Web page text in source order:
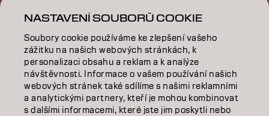
INSPIRACE
VZDĚLÁVÁNÍ
O NÁS
SALON FINDER
NASTAVENÍ SOUBORŮ COOKIE
Soubory cookie používáme ke zlepšení vašeho
zážitku na našich webových stránkách, k
personalizaci obsahu a reklam a k analýze
návštěvnosti. Informace o vašem používání našich
webových stránek také sdílíme s našimi reklamními
a analytickými partnery, kteří je mohou kombinovat
s dalšími informacemi, které jste jim poskytli nebo